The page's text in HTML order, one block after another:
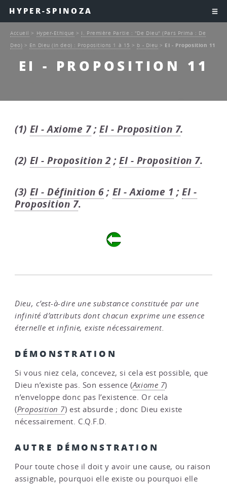
HYPER-SPINOZA
EI - PROPOSITION 11
Accueil > Hyper-Ethique > I. Première Partie : "De Dieu" (Pars Prima : De
Deo) > En Dieu (in deo) : Propositions 1 à 15 > b - Dieu > EI - Proposition 11
(1) EI - Axiome 7;EI - Proposition 7.
(2) EI - Proposition 2;EI - Proposition 7.
(3) EI - Définition 6; EI - Axiome 1;EI -
Proposition 7.
Dieu, c’est-à-dire une substance constituée par une
infinité d’attributs dont chacun exprime une essence
éternelle et infinie, existe nécessairement.
DÉMONSTRATION
Si vous niez cela, concevez, si cela est possible, que
Dieu n’existe pas. Son essence (Axiome 7)
n’enveloppe donc pas l’existence. Or cela
(Proposition 7) est absurde ; donc Dieu existe
nécessairement. C.Q.F.D.
AUTRE DÉMONSTRATION
Pour toute chose il doit y avoir une cause, ou raison
assignable, pourquoi elle existe ou pourquoi elle